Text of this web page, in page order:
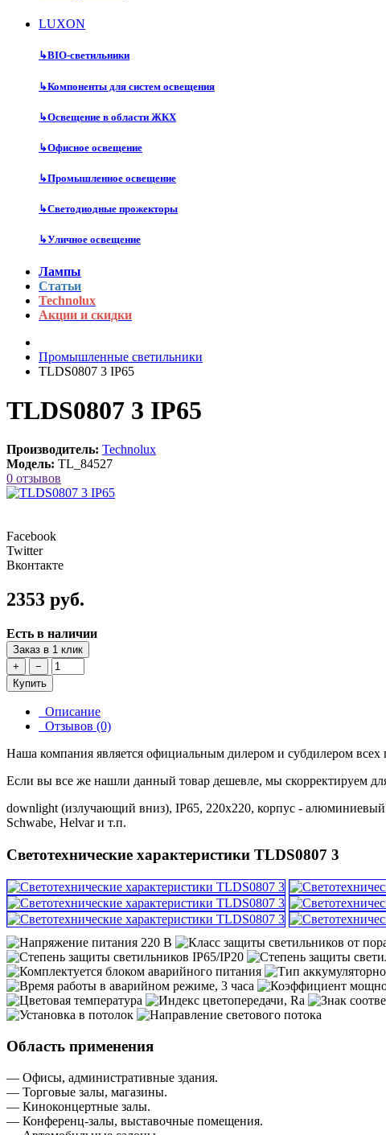
LUXON
↳BIO-светильники
↳Компоненты для систем освещения
↳Освещение в области ЖКХ
↳Офисное освещение
↳Промышленное освещение
↳Светодиодные прожекторы
↳Уличное освещение
Лампы
Статьи
Technolux
Акции и скидки
Промышленные светильники
TLDS0807 3 IP65
TLDS0807 3 IP65
Производитель: Technolux
Модель: TL_84527
0 отзывов
Facebook
Twitter
Вконтакте
2353 руб.
Есть в наличии
Заказ в 1 клик
+
−
Купить
Описание
Отзывов (0)
Наша компания является официальным дилером и субдилером
Если вы все же нашли данный товар дешевле, мы скорректируем
downlight (излучающий вниз), IP65, 220х220, корпус -
Schwabe, Helvar и т.п.
Светотехнические характеристики TLDS0807 3
Область применения
— Офисы, административные здания.
— Торговые залы, магазины.
— Киноконцертные залы.
— Конференц-залы, выставочные помещения.